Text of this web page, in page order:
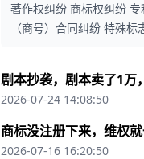
著作权纠纷 商标权纠纷
（商号）合同纠纷 特殊
剧本抄袭，剧本卖了1万
2026-07-24 14:08:50
商标没注册下来，维权
2026-07-16 16:20:50